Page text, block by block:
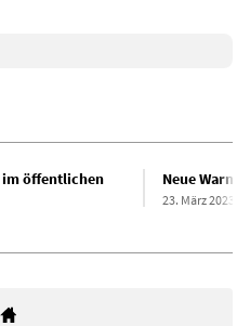
im öffentlichen
Neue
23. März 2023